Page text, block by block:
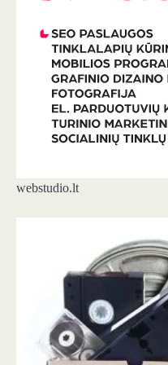
webstudio.lt